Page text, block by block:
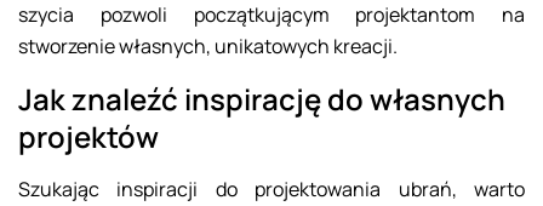
szycia pozwoli początkującym projektantom na
stworzenie własnych, unikatowych kreacji.
Jak znaleźć inspirację do własnych
projektów
Szukając inspiracji do projektowania ubrań, warto